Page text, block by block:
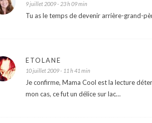
9 juillet 2009 - 23 h 09 min
Tu as le temps de devenir arrière-grand-
ETOLANE
10 juillet 2009 - 11 h 41 min
Je confirme, Mama Cool est la lecture
mon cas, ce fut un délice sur lac…